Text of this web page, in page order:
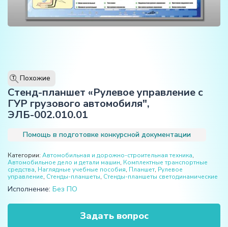
T Похожие
Стенд-планшет «Рулевое управление с
ГУР грузового автомобиля",
ЭЛБ-002.010.01
Помощь в подготовке конкурсной документации
Категории: Автомобильная и дорожно-строительная техника,
Автомобильное дело и детали машин, Комплектные транспортные
средства, Наглядные учебные пособия, Планшет, Рулевое
управление, Стенды-планшеты, Стенды-планшеты светодинамические
Исполнение: Без ПО
Задать вопрос